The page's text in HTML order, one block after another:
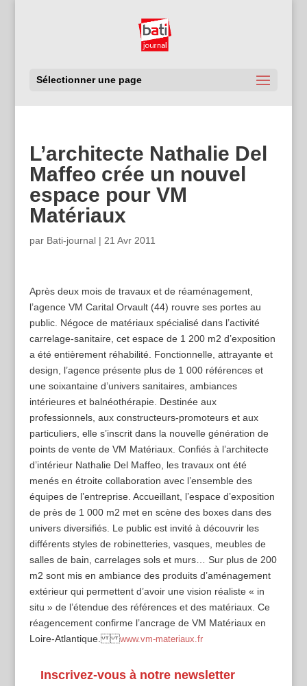
Sélectionner une page
L’architecte Nathalie Del
Maffeo crée un nouvel
espace pour VM
Matériaux
par Bati-journal| 21 Avr 2011
Après deux mois de travaux et de réaménagement,
l’agence VM Carital Orvault (44) rouvre ses portes au
public. Négoce de matériaux spécialisé dans l’activité
carrelage-sanitaire, cet espace de 1 200 m2 d’exposition
a été entièrement réhabilité. Fonctionnelle, attrayante et
design, l’agence présente plus de 1 000 références et
une soixantaine d’univers sanitaires, ambiances
intérieures et balnéothérapie. Destinée aux
professionnels, aux constructeurs-promoteurs et aux
particuliers, elle s’inscrit dans la nouvelle génération de
points de vente de VM Matériaux. Confiés à l’architecte
d’intérieur Nathalie Del Maffeo, les travaux ont été
menés en étroite collaboration avec l’ensemble des
équipes de l’entreprise. Accueillant, l’espace d’exposition
de près de 1 000 m2 met en scène des boxes dans des
univers diversifiés. Le public est invité à découvrir les
différents styles de robinetteries, vasques, meubles de
salles de bain, carrelages sols et murs… Sur plus de 200
m2 sont mis en ambiance des produits d’aménagement
extérieur qui permettent d’avoir une vision réaliste « in
situ » de l’étendue des références et des matériaux. Ce
réagencement confirme l’ancrage de VM Matériaux en
Loire-Atlantique.www.vm-materiaux.fr
Inscrivez-vous à notre newsletter